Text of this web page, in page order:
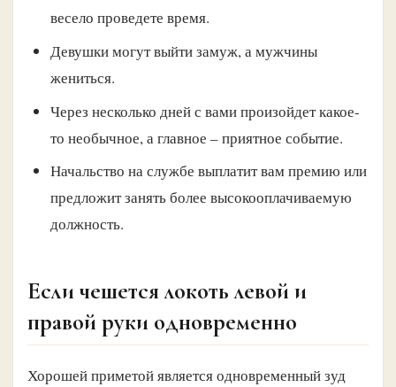
весело проведете время.
Девушки могут выйти замуж, а мужчины
жениться.
Через несколько дней с вами произойдет какое-
то необычное, а главное – приятное событие.
Начальство на службе выплатит вам премию или
предложит занять более высокооплачиваемую
должность.
Если чешется локоть левой и
правой руки одновременно
Хорошей приметой является одновременный зуд